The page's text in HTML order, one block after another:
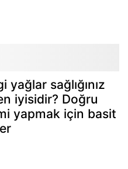
yağlar sağlığınız
iyisidir? Doğru
yapmak için basit